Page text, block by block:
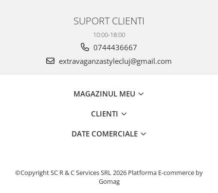
SUPORT CLIENTI
10:00-18:00
0744436667
extravaganzastylecluj@gmail.com
MAGAZINUL MEU
CLIENTI
DATE COMERCIALE
©Copyright SC R & C Services SRL 2026 Platforma E-commerce by
Gomag